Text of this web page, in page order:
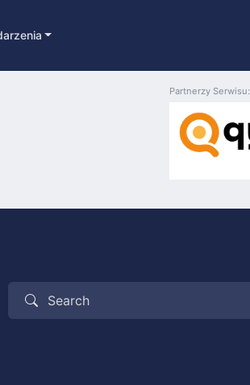
Partnerzy Serwisu: